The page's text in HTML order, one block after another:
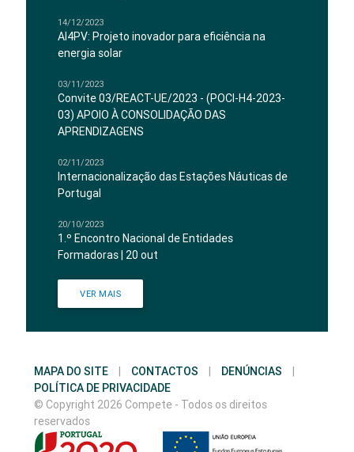
14/12/2023
AI4PV: Projeto inovador para eficiência na
energia solar
03/11/2023
Convite 03/REACT-UE/2023 - (POCI-H4-2023-
03) APOIO À CONSOLIDAÇÃO DAS
APRENDIZAGENS
02/11/2023
Internacionalização das Estações Náuticas de
Portugal
20/10/2023
1.º Encontro Nacional de Entidades
Formadoras | 20 out
VER MAIS
MAPA DO SITE | CONTACTOS | DENÚNCIAS
|
POLÍTICA DE PRIVACIDADE
© Copyright 2026 Compete - Todos os direitos
reservados